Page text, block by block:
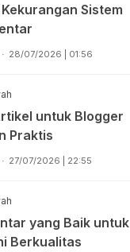
Sistem
28/07/2026 | 01:56
untuk Blogger
Praktis
27/07/2026 | 22:55
yang Baik untuk
Berkualitas